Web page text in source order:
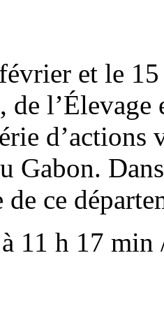
et le 15
l’Élevage
d’actions
Gabon.
de ce
11 h 17 min